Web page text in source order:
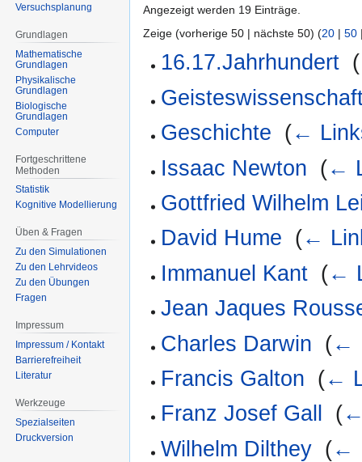
Angezeigt werden 19 Einträge.
Zeige (vorherige 50 | nächste 50) (20 | 50
16.17.Jahrhundert (
Geschichte (←
Issaac Newton (←
Gottfried Wilhelm
David Hume (←
Immanuel Kant (←
Jean Jaques
Charles Darwin (←
Francis Galton (←
Franz Josef Gall
(
Wilhelm Dilthey (←
Versuchsplanung
Grundlagen
Mathematische
Grundlagen
Physikalische
Grundlagen
Biologische
Grundlagen
Computer
Fortgeschrittene
Methoden
Statistik
Kognitive Modellierung
Üben & Fragen
Zu den Simulationen
Zu den Lehrvideos
Zu den Übungen
Fragen
Impressum
Impressum / Kontakt
Barrierefreiheit
Literatur
Werkzeuge
Spezialseiten
Druckversion